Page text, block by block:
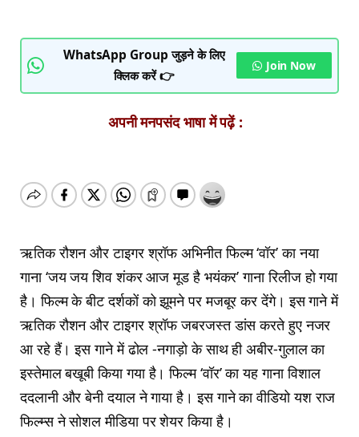
WhatsApp Group जुड़ने के लिए
क्लिक करें 👉
Join Now
अपनी मनपसंद भाषा में पढ़ें :
ऋतिक रौशन और टाइगर श्रॉफ अभिनीत फिल्म ‘वॉर’ का नया
गाना ‘जय जय शिव शंकर आज मूड है भयंकर’ गाना रिलीज हो गया
है। फिल्म के बीट दर्शकों को झूमने पर मजबूर कर देंगे। इस गाने में
ऋतिक रौशन और टाइगर श्रॉफ जबरजस्त डांस करते हुए नजर
आ रहे हैं। इस गाने में ढोल -नगाड़ो के साथ ही अबीर-गुलाल का
इस्तेमाल बखूबी किया गया है। फिल्म ‘वॉर’ का यह गाना विशाल
ददलानी और बेनी दयाल ने गाया है। इस गाने का वीडियो यश राज
फिल्म्स ने सोशल मीडिया पर शेयर किया है।